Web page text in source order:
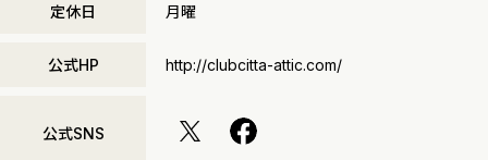
定休日 月曜
公式HP http://clubcitta-attic.com/
公式SNS